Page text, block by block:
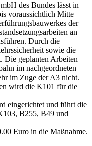
des Bundes lässt in
voraussichtlich Mitte
der
an
Durch die
sowie die
Die geplanten Arbeiten
im nachgeordneten
im Zuge der A3 nicht.
wird die K101 für die
eingerichtet und führt die
B255, B49 und
Euro in die Maßnahme.